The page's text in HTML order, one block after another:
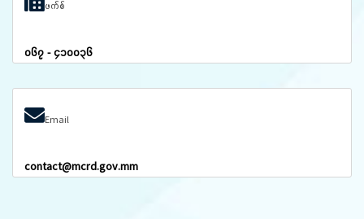
ဖက်စ်
၀၆၇ - ၄၁၀၀၃၆
Email
contact@mcrd.gov.mm